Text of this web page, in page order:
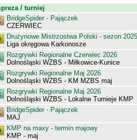
/ turniej
BridgeSpider - Pajączek
CZERWIEC
Drużynowe Mistrzostwa Polski - sezon
Liga okręgowa Karkonosze
Rozgrywki Regionalne Czerwiec 2026
Dolnośląski WZBS - Miłkowice-Kunice
Rozgrywki Regionalne Maj 2026
Dolnośląski WZBS - KM MZBS maj
Rozgrywki Regionalne Maj 2026
Dolnośląski WZBS - Lokalne Turnieje KMP
BridgeSpider - Pajączek
MAJ
KMP na maxy - termin majowy
KMP - maj